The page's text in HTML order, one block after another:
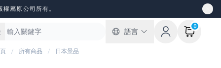
屬原公司所有。
語言
0
所有商品 日本景品